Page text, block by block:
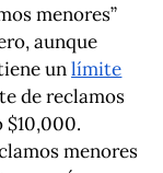
menores”
aunque
unlímite
de reclamos
$10,000.
menores